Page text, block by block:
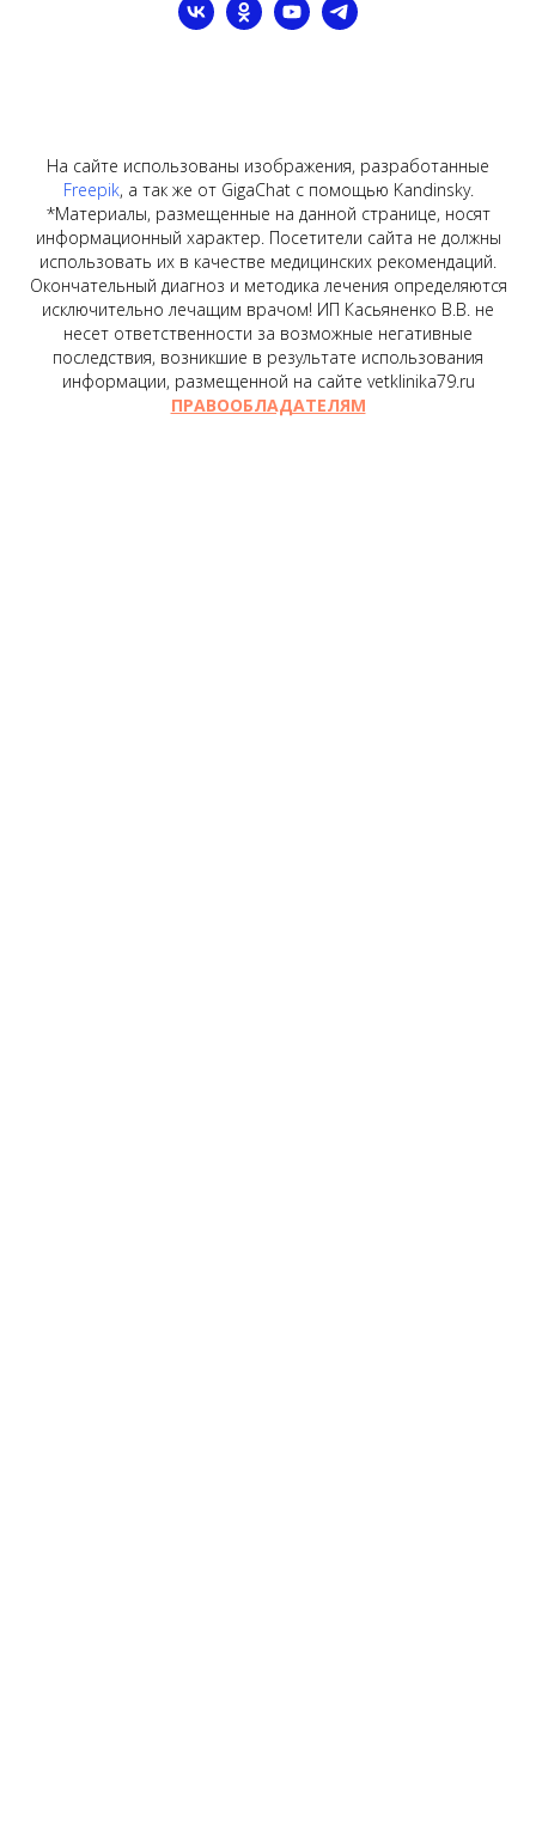
На сайте использованы изображения, разработанные
Freepik, а так же от GigaChat с помощью Kandinsky.
*Материалы, размещенные на данной странице, носят
информационный характер. Посетители сайта не должны
использовать их в качестве медицинских рекомендаций.
Окончательный диагноз и методика лечения определяются
исключительно лечащим врачом! ИП Касьяненко В.В. не
несет ответственности за возможные негативные
последствия, возникшие в результате использования
информации, размещенной на сайте vetklinika79.ru
ПРАВООБЛАДАТЕЛЯМ